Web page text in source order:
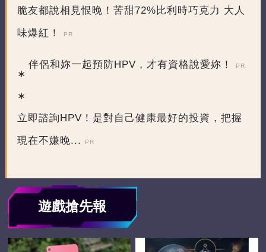
脆友都說相見恨晚！苦甜72%比利時巧克力 大人
味爆紅！
PR
伴侶和妳一起預防HPV，才有資格說愛妳！ PR
立即諮詢HPV！是對自己健康最好的投資，把握
現在不嫌晚...
PR
遊戲搶先報